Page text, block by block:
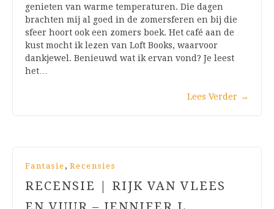
genieten van warme temperaturen. Die dagen
brachten mij al goed in de zomersferen en bij die
sfeer hoort ook een zomers boek. Het café aan de
kust mocht ik lezen van Loft Books, waarvoor
dankjewel. Benieuwd wat ik ervan vond? Je leest
het…
Lees Verder →
Fantasie , Recensies
RECENSIE | RIJK VAN VLEES